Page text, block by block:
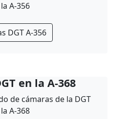
A-356
DGT A-356
en la A-368
de cámaras de la DGT
A-368